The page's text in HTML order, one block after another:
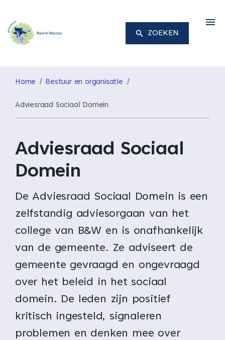
ZOEKEN
Home Bestuur en organisatie
Adviesraad Sociaal Domein
Adviesraad Sociaal
Domein
De Adviesraad Sociaal Domein is een
zelfstandig adviesorgaan van het
college van B&W en is onafhankelijk
van de gemeente. Ze adviseert de
gemeente gevraagd en ongevraagd
over het beleid in het sociaal
domein. De leden zijn positief
kritisch ingesteld, signaleren
problemen en denken mee over